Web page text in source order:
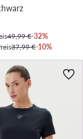
49,99 €-32%
37,99 €-10%